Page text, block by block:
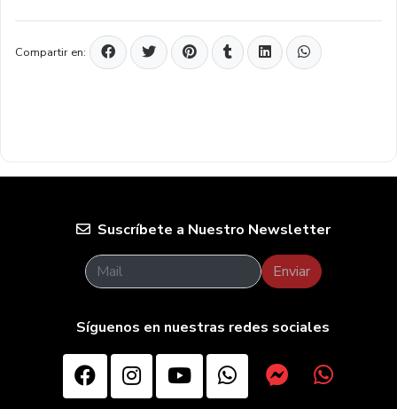
Compartir en:
Suscríbete a Nuestro Newsletter
Enviar
Síguenos en nuestras redes sociales